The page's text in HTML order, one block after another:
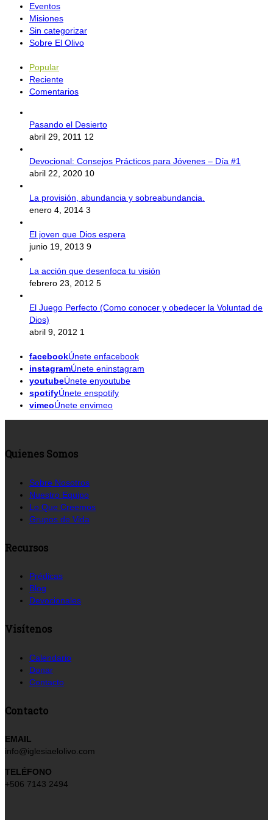
Eventos
Misiones
Sin categorizar
Sobre El Olivo
Popular
Reciente
Comentarios
Pasando el Desierto
abril 29, 2011 12
Devocional: Consejos Prácticos para Jóvenes – Día #1
abril 22, 2020 10
La provisión, abundancia y sobreabundancia.
enero 4, 2014 3
El joven que Dios espera
junio 19, 2013 9
La acción que desenfoca tu visión
febrero 23, 2012 5
El Juego Perfecto (Como conocer y obedecer la Voluntad de
Dios)
abril 9, 2012 1
facebookÚnete enfacebook
instagramÚnete eninstagram
youtubeÚnete enyoutube
spotifyÚnete enspotify
vimeoÚnete envimeo
Quienes Somos
Sobre Nosotros
Nuestro Equipo
Lo Que Creemos
Grupos de Vida
Recursos
Prédicas
Blog
Devocionales
Visítenos
Calendario
Donar
Contacto
Contacto
EMAIL
info@iglesiaelolivo.com
TELÉFONO
+506 7143 2494